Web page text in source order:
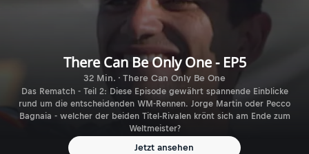
There Can Be Only One - EP5
32 Min. · There Can Only Be One
Das Rematch - Teil 2: Diese Episode gewährt spannende Einblicke
rund um die entscheidenden WM-Rennen. Jorge Martin oder Pecco
Bagnaia - welcher der beiden Titel-Rivalen krönt sich am Ende zum
Weltmeister?
Jetzt ansehen